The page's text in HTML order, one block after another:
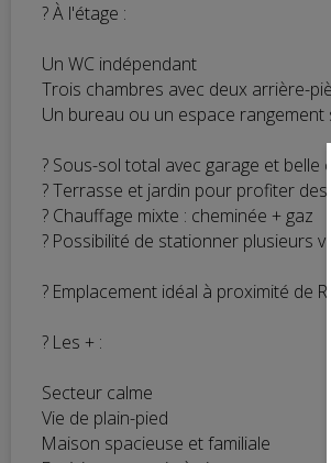
? À l'étage :
Un WC indépendant
Trois chambres avec deux arrière-
Un bureau ou un espace rangement
? Sous-sol total avec garage et belle
? Terrasse et jardin pour profiter
? Chauffage mixte : cheminée + gaz
? Possibilité de stationner plusieurs
? Emplacement idéal à proximité de
? Les + :
Secteur calme
Vie de plain-pied
Maison spacieuse et familiale